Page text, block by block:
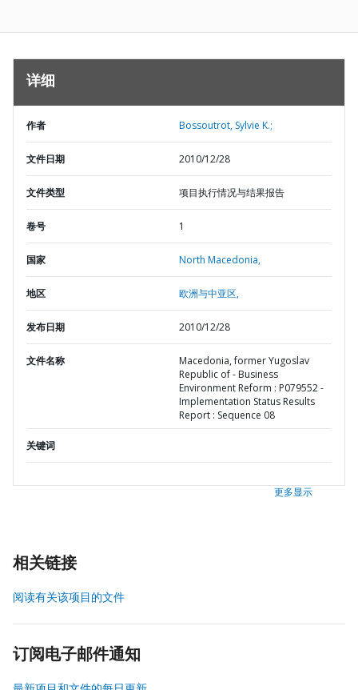
详细
作者 Bossoutrot, Sylvie K.;
文件日期 2010/12/28
文件类型 项目执行情况与结果报告
卷号 1
国家 North Macedonia,
地区 欧洲与中亚区,
发布日期 2010/12/28
文件名称
Macedonia, former Yugoslav
Republic of - Business
Environment Reform : P079552 -
Implementation Status Results
Report : Sequence 08
关键词
更多显示
相关链接
阅读有关该项目的文件
订阅电子邮件通知